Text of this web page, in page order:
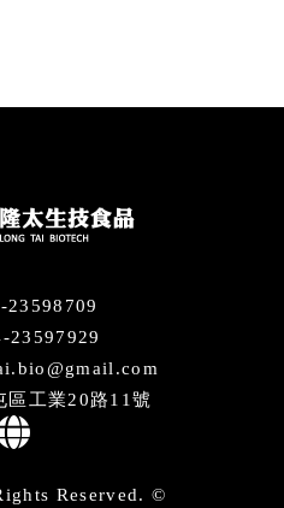
23598709
23597929
區工業20路11號
Reserved. ©